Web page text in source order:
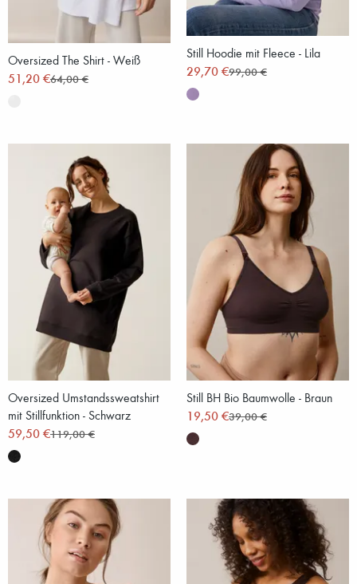
Oversized The Shirt - Weiß
51,20 €64,00 €
Still Hoodie mit Fleece - Lila
29,70 €99,00 €
Oversized Umstandssweatshirt
mit Stillfunktion - Schwarz
59,50 €119,00 €
Still BH Bio Baumwolle - Braun
19,50 €39,00 €